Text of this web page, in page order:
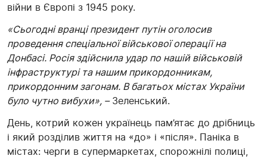
війни в Європі з 1945 року.
«Сьогодні вранці президент путін оголосив
проведення спеціальної військової операції на
Донбасі. Росія здійснила удар по нашій військовій
інфраструктурі та нашим прикордонникам,
прикордонним загонам. В багатьох містах України
було чутно вибухи», –Зеленський.
День, котрий кожен українець пам’ятає до дрібниць
і який розділив життя на «до» і «після». Паніка в
містах: черги в супермаркетах, спорожнілі полиці,